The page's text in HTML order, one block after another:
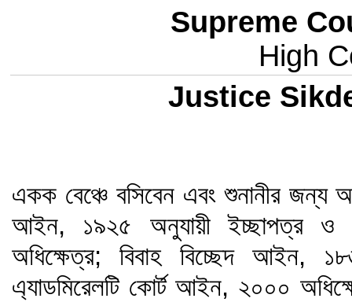
Supreme
High
Justice
একক বেঞ্চে বসিবেন এবং শুনানীর জন্য
আইন, ১৯২৫ অনুযায়ী ইচ্ছাপত্র ও
অধিক্ষেত্র; বিবাহ বিচ্ছেদ আইন,
এ্যাডমিরেলটি কোর্ট আইন, ২০০০